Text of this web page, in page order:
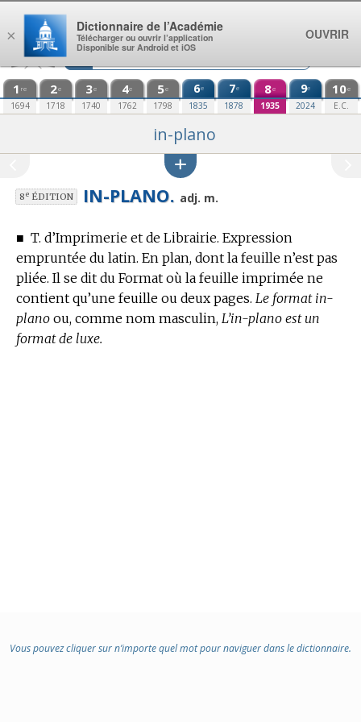
Aller au contenu
1 re
1694
2e
1718
3e
1740
4e
1762
5e
1798
6e
1835
7e
1878
8e
1935
9e
2024
10e
E.C.
in-plano
8eÉDITION IN-PLANO. adj. m.
■ T. d’Imprimerie et de Librairie. Expression
empruntée du latin. En plan, dont la feuille n’est pas
pliée. Il se dit du Format où la feuille imprimée ne
contient qu’une feuille ou deux pages. Le format in-
plano ou, comme nom masculin, L’in-plano est un
format de luxe.
Vous pouvez cliquer sur n’importe quel mot pour naviguer dans le dictionnaire.
×
Dictionnaire de l’Académie
Télécharger ou ouvrir l’application
Disponible sur Android et iOS
OUVRIR